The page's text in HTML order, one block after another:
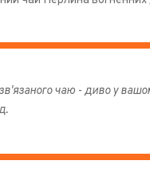
чаю - диво у